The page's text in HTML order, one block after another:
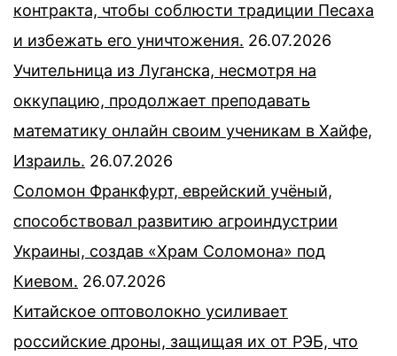
контракта, чтобы соблюсти традиции Песаха
и избежать его уничтожения. 26.07.2026
Учительница из Луганска, несмотря на
оккупацию, продолжает преподавать
математику онлайн своим ученикам в Хайфе,
Израиль. 26.07.2026
Соломон Франкфурт, еврейский учёный,
способствовал развитию агроиндустрии
Украины, создав «Храм Соломона» под
Киевом. 26.07.2026
Китайское оптоволокно усиливает
российские дроны, защищая их от РЭБ, что